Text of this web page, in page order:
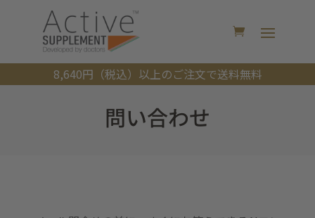
8,640円（税込）以上のご注文で送料無料
問い合わせ